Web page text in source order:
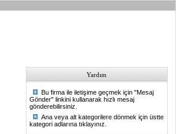
Yardım
Bu firma ile iletişime geçmek için "Mesaj
Gönder" linkini kullanarak hızlı mesaj
gönderebilirsiniz.
Ana veya alt kategorilere dönmek için üstte
kategori adlarına tıklayınız.